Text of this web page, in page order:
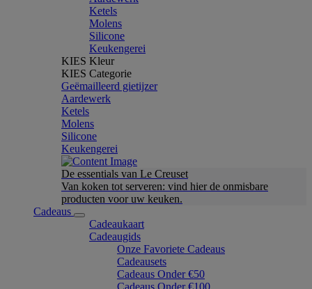
Ketels
Molens
Silicone
Keukengerei
KIES Kleur
KIES Categorie
Geëmailleerd gietijzer
Aardewerk
Ketels
Molens
Silicone
Keukengerei
De essentials van Le Creuset
Van koken tot serveren: vind hier de onmisbare
producten voor uw keuken.
Cadeaus
Cadeaukaart
Cadeaugids
Onze Favoriete Cadeaus
Cadeausets
Cadeaus Onder €50
Cadeaus Onder €100